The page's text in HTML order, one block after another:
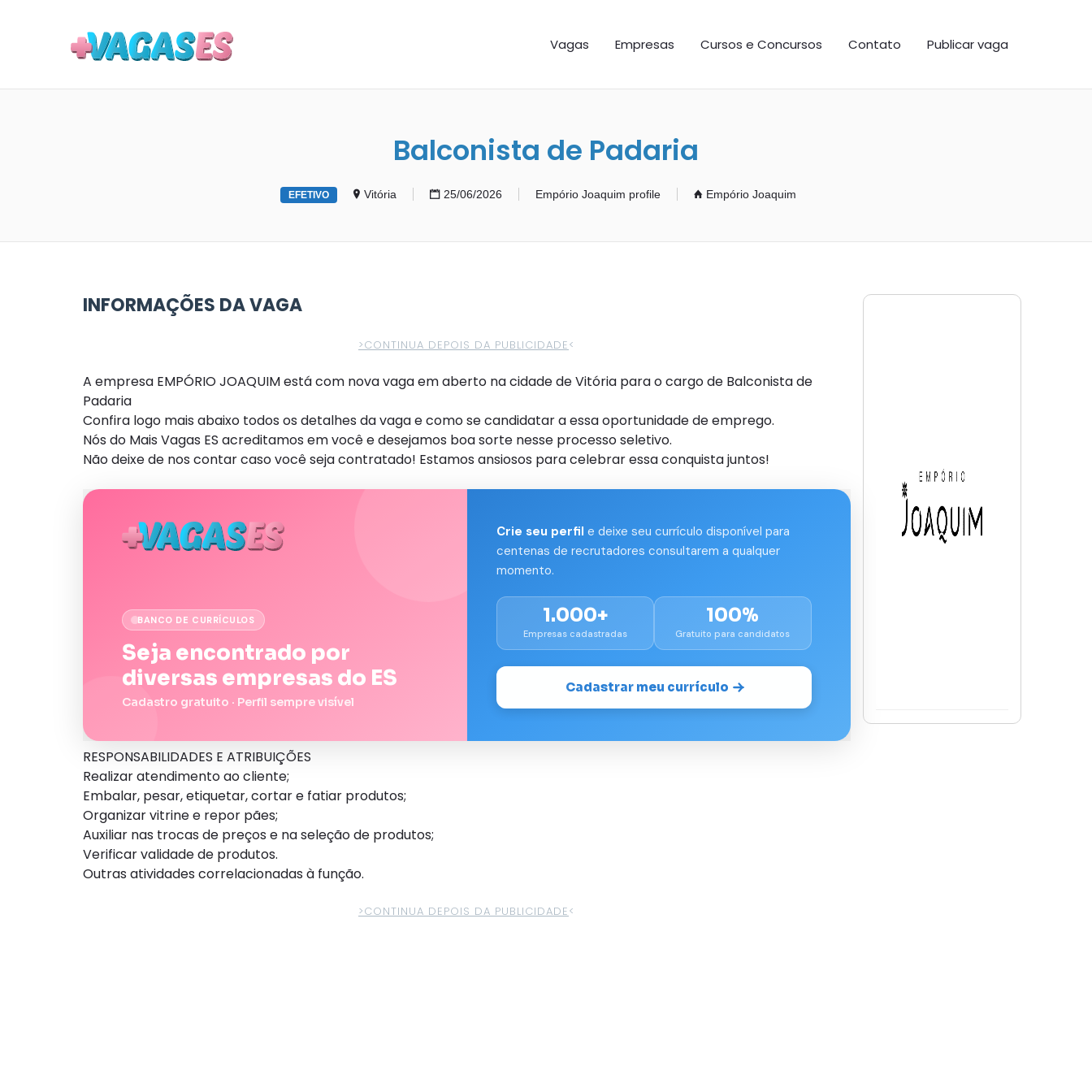
Vagas Empresas Cursos e Concursos Contato Publicar vaga
Balconista de Padaria
EFETIVO Vitória 25/06/2026 Empório Joaquim profile Empório Joaquim
INFORMAÇÕES DA VAGA
>CONTINUA DEPOIS DA PUBLICIDADE<
A empresa EMPÓRIO JOAQUIM está com nova vaga em aberto na cidade de Vitória para o cargo de Balconista de
Padaria
Confira logo mais abaixo todos os detalhes da vaga e como se candidatar a essa oportunidade de emprego.
Nós do Mais Vagas ES acreditamos em você e desejamos boa sorte nesse processo seletivo.
Não deixe de nos contar caso você seja contratado! Estamos ansiosos para celebrar essa conquista juntos!
BANCO DE CURRÍCULOS
Seja encontrado por
diversas empresas do ES
Cadastro gratuito · Perfil sempre visível
Crie seu perfil e deixe seu currículo disponível para
centenas de recrutadores consultarem a qualquer
momento.
1.000+
Empresas cadastradas
100%
Gratuito para candidatos
Cadastrar meu currículo
RESPONSABILIDADES E ATRIBUIÇÕES
Realizar atendimento ao cliente;
Embalar, pesar, etiquetar, cortar e fatiar produtos;
Organizar vitrine e repor pães;
Auxiliar nas trocas de preços e na seleção de produtos;
Verificar validade de produtos.
Outras atividades correlacionadas à função.
>CONTINUA DEPOIS DA PUBLICIDADE<